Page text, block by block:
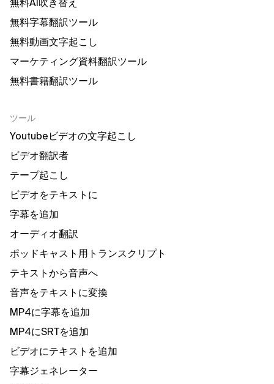
無料AI吹き替え
無料字幕翻訳ツール
無料動画文字起こし
マーケティング資料翻訳ツール
無料書籍翻訳ツール
ツール
Youtubeビデオの文字起こし
ビデオ翻訳者
テープ起こし
ビデオをテキストに
字幕を追加
オーディオ翻訳
ポッドキャスト用トランスクリプト
テキストから音声へ
音声をテキストに変換
MP4に字幕を追加
MP4にSRTを追加
ビデオにテキストを追加
字幕ジェネレーター